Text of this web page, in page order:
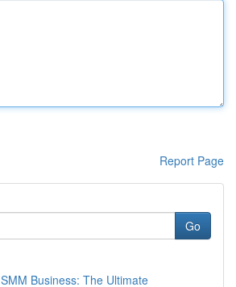
Report Page
Go
Business: The Ultimate